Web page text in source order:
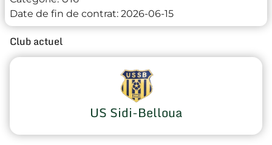
Date de fin de contrat: 2026-06-15
Club actuel
US Sidi-Belloua